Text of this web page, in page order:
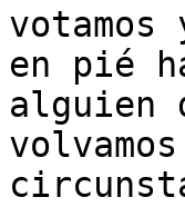
en pié
alguien